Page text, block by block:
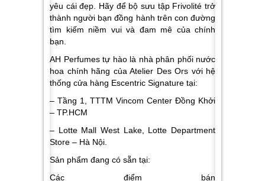
yêu cái đẹp. Hãy để bộ sưu tập Frivolité trở
thành người bạn đồng hành trên con đường
tìm kiếm niềm vui và đam mê của chính
bạn.
AH Perfumes tự hào là nhà phân phối nước
hoa chính hãng của Atelier Des Ors với hệ
thống cửa hàng Escentric Signature tại:
– Tầng 1, TTTM Vincom Center Đồng Khởi
– TP.HCM
– Lotte Mall West Lake, Lotte Department
Store – Hà Nội.
Sản phẩm đang có sẵn tại:
Các điểm bán